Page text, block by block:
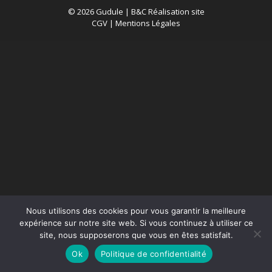
© 2026 Gudule | B&C Réalisation site
CGV | Mentions Légales
Nous utilisons des cookies pour vous garantir la meilleure
expérience sur notre site web. Si vous continuez à utiliser ce
site, nous supposerons que vous en êtes satisfait.
Ok
Politique de confidentialité